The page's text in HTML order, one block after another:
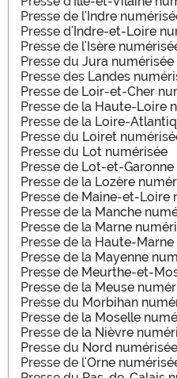
Presse de l'Indre
Presse d'Indre-et-Loire
Presse de l'Isère
Presse du Jura numérisée
Presse des Landes
Presse de Loir-et-Cher
Presse de la Haute-Loire
Presse de la Loire-
Presse du Loiret
Presse du Lot numérisée
Presse de Lot-et-Garonne
Presse de la Lozère
Presse de Maine-et-Loire
Presse de la Manche
Presse de la Marne
Presse de la Haute-
Presse de la Mayenne
Presse de Meurthe-et-
Presse de la Meuse
Presse du Morbihan
Presse de la Moselle
Presse de la Nièvre
Presse du Nord numérisée
Presse de l'Orne